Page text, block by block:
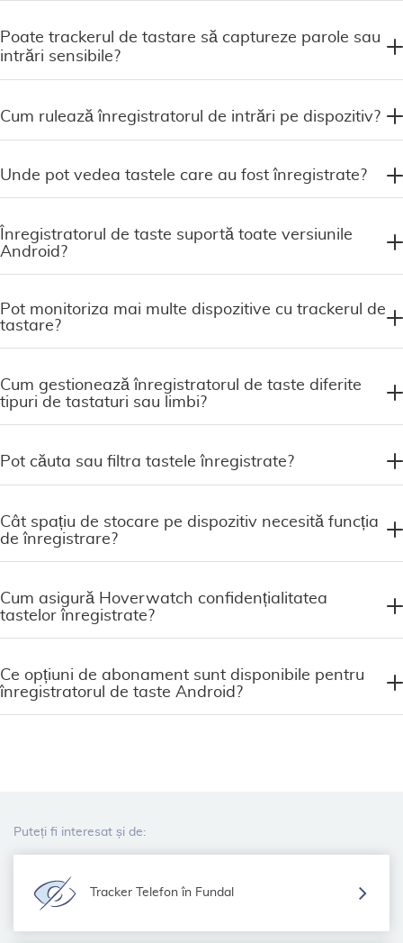
Poate trackerul de tastare să captureze parole sau
intrări sensibile?
Cum rulează înregistratorul de intrări pe dispozitiv?
Unde pot vedea tastele care au fost înregistrate?
Înregistratorul de taste suportă toate versiunile
Android?
Pot monitoriza mai multe dispozitive cu trackerul de
tastare?
Cum gestionează înregistratorul de taste diferite
tipuri de tastaturi sau limbi?
Pot căuta sau filtra tastele înregistrate?
Cât spațiu de stocare pe dispozitiv necesită funcția
de înregistrare?
Cum asigură Hoverwatch confidențialitatea
tastelor înregistrate?
Ce opțiuni de abonament sunt disponibile pentru
înregistratorul de taste Android?
Puteți fi interesat și de:
Tracker Telefon în Fundal